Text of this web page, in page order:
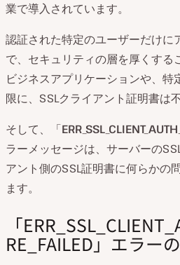
業で導入されています。
認証された特定のユーザーだけに
で、セキュリティの層を厚くする
ビジネスアプリケーションや、特
限に、SSLクライアント証明書は
そして、「
ラーメッセージは、サーバーの
アント側のSSL証明書に何らかの
ます。
「
RE_FAILED」エラー